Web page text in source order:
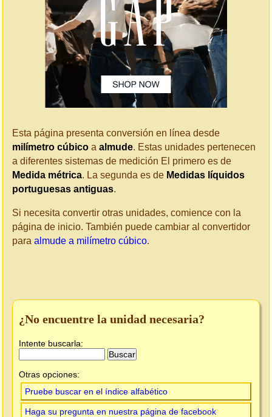
Esta página presenta conversión en línea desde
milímetro cúbico a almude. Estas unidades pertenecen
a diferentes sistemas de medición El primero es de
Medida métrica. La segunda es de Medidas líquidos
portuguesas antiguas.
Si necesita convertir otras unidades, comience con la
página de inicio. También puede cambiar al convertidor
para almude a milímetro cúbico.
¿No encuentre la unidad necesaria?
Intente buscarla:
Otras opciones:
Pruebe buscar en el índice alfabético
Haga su pregunta en nuestra página de facebook